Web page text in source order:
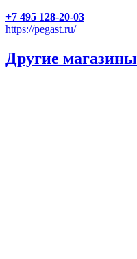
+7 495 128-20-03
https://pegast.ru/
Другие магазины